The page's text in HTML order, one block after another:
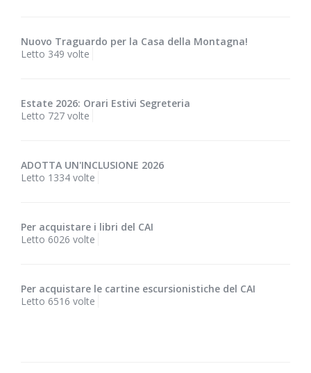
Nuovo Traguardo per la Casa della Montagna!
Letto 349 volte
Estate 2026: Orari Estivi Segreteria
Letto 727 volte
ADOTTA UN'INCLUSIONE 2026
Letto 1334 volte
Per acquistare i libri del CAI
Letto 6026 volte
Per acquistare le cartine escursionistiche del CAI
Letto 6516 volte